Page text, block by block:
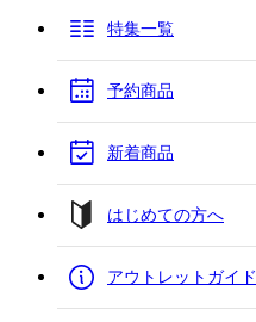
特集一覧
予約商品
新着商品
はじめての方へ
アウトレットガイド